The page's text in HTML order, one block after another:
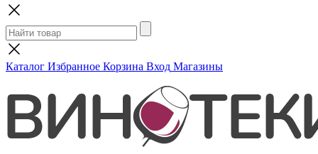
Каталог Избранное Корзина Вход Магазины